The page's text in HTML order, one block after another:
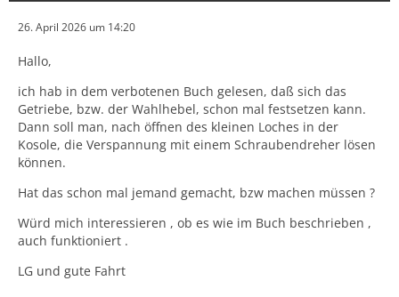
26. April 2026 um 14:20
Hallo,
ich hab in dem verbotenen Buch gelesen, daß sich das
Getriebe, bzw. der Wahlhebel, schon mal festsetzen kann.
Dann soll man, nach öffnen des kleinen Loches in der
Kosole, die Verspannung mit einem Schraubendreher lösen
können.
Hat das schon mal jemand gemacht, bzw machen müssen ?
Würd mich interessieren , ob es wie im Buch beschrieben ,
auch funktioniert .
LG und gute Fahrt